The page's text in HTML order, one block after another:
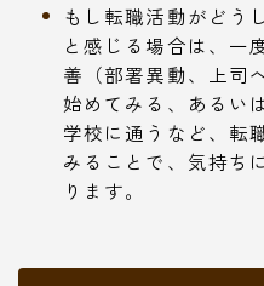
もし転職活動がどう
と感じる場合は、一
善（部署異動、上司
始めてみる、あるい
学校に通うなど、転
みることで、気持ち
ります。